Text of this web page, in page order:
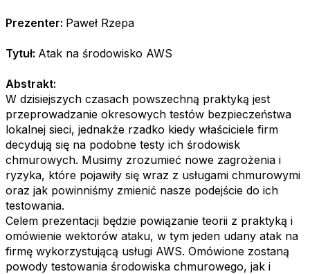
Prezenter: Paweł Rzepa
Tytuł: Atak na środowisko AWS
Abstrakt:
W dzisiejszych czasach powszechną praktyką jest
przeprowadzanie okresowych testów bezpieczeństwa
lokalnej sieci, jednakże rzadko kiedy właściciele firm
decydują się na podobne testy ich środowisk
chmurowych. Musimy zrozumieć nowe zagrożenia i
ryzyka, które pojawiły się wraz z usługami chmurowymi
oraz jak powinniśmy zmienić nasze podejście do ich
testowania.
Celem prezentacji będzie powiązanie teorii z praktyką i
omówienie wektorów ataku, w tym jeden udany atak na
firmę wykorzystującą usługi AWS. Omówione zostaną
powody testowania środowiska chmurowego, jak i